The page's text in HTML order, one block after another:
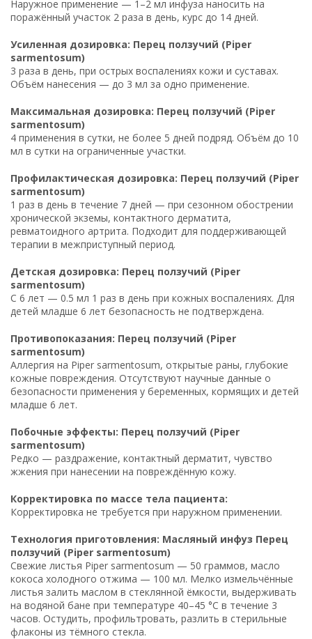
Наружное применение — 1–2 мл инфуза наносить на
поражённый участок 2 раза в день, курс до 14 дней.
Усиленная дозировка: Перец ползучий (Piper
sarmentosum)
3 раза в день, при острых воспалениях кожи и суставах.
Объём нанесения — до 3 мл за одно применение.
Максимальная дозировка: Перец ползучий (Piper
sarmentosum)
4 применения в сутки, не более 5 дней подряд. Объём до 10
мл в сутки на ограниченные участки.
Профилактическая дозировка: Перец ползучий (Piper
sarmentosum)
1 раз в день в течение 7 дней — при сезонном обострении
хронической экземы, контактного дерматита,
ревматоидного артрита. Подходит для поддерживающей
терапии в межприступный период.
Детская дозировка: Перец ползучий (Piper
sarmentosum)
С 6 лет — 0.5 мл 1 раз в день при кожных воспалениях. Для
детей младше 6 лет безопасность не подтверждена.
Противопоказания: Перец ползучий (Piper
sarmentosum)
Аллергия на Piper sarmentosum, открытые раны, глубокие
кожные повреждения. Отсутствуют научные данные о
безопасности применения у беременных, кормящих и детей
младше 6 лет.
Побочные эффекты: Перец ползучий (Piper
sarmentosum)
Редко — раздражение, контактный дерматит, чувство
жжения при нанесении на повреждённую кожу.
Корректировка по массе тела пациента:
Корректировка не требуется при наружном применении.
Технология приготовления: Масляный инфуз Перец
ползучий (Piper sarmentosum)
Свежие листья Piper sarmentosum — 50 граммов, масло
кокоса холодного отжима — 100 мл. Мелко измельчённые
листья залить маслом в стеклянной ёмкости, выдерживать
на водяной бане при температуре 40–45 °C в течение 3
часов. Остудить, профильтровать, разлить в стерильные
флаконы из тёмного стекла.